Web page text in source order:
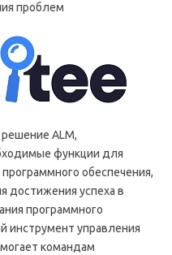
проблем
ALM,
функции для
обеспечения,
достижения успеха в
программного
инструмент управления
командам